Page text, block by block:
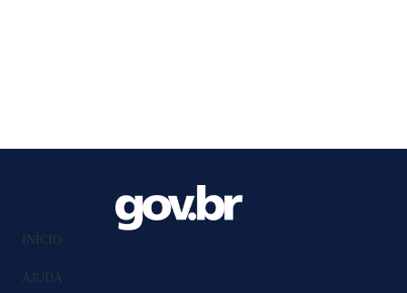
INÍCIO
AJUDA